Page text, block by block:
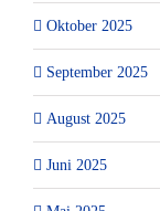
Oktober 2025
September 2025
August 2025
Juni 2025